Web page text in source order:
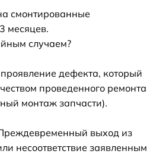
смонтированные
месяцев.
случаем?
дефекта, который
проведенного ремонта
монтаж запчасти).
выход из
несоответствие заявленным